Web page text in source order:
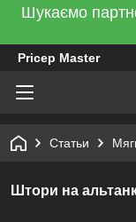
Шукаємо
Pricep Master
Статьи
Штори на